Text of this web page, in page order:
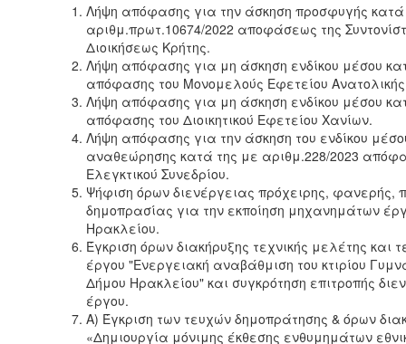
2017
2016
2015
2013
2012
2011
2010
2006
Λήψη απόφασης για την άσκηση προσφυγής
αριθμ.πρωτ.10674/2022 αποφάσεως της
Διοικήσεως Κρήτης.
Λήψη απόφασης για μη άσκηση ενδίκου μέσου
απόφασης του Μονομελούς Εφετείου
Λήψη απόφασης για μη άσκηση ενδίκου μέσου
απόφασης του Διοικητικού Εφετείου Χανίων.
Λήψη απόφασης για την άσκηση του ενδίκου
αναθεώρησης κατά της με αριθμ.228/2023
Ελεγκτικού Συνεδρίου.
Ψήφιση όρων διενέργειας πρόχειρης, φανερής,
δημοπρασίας για την εκποίηση μηχανημάτων
Ηρακλείου.
Έγκριση όρων διακήρυξης τεχνικής μελέτης και
έργου "Ενεργειακή αναβάθμιση του κτιρίου
Δήμου Ηρακλείου" και συγκρότηση επιτροπής
έργου.
Α) Έγκριση των τευχών δημοπράτησης & όρων
«Δημιουργία μόνιμης έκθεσης ενθυμημάτων